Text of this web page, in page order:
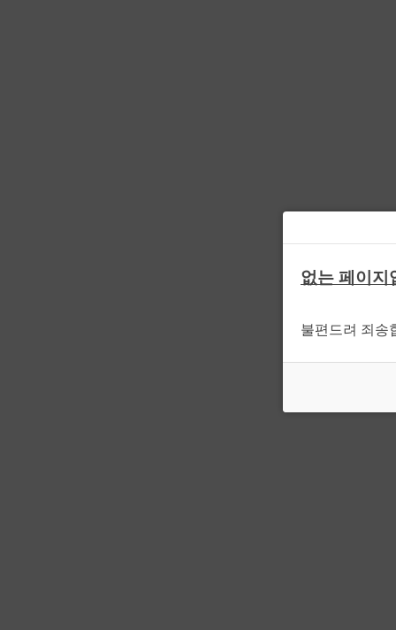
없는 페이지
불편드려 죄송